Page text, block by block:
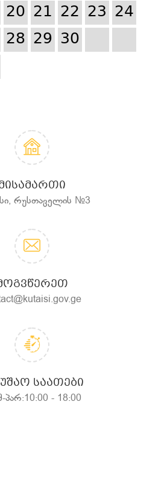
20 21 22 23 24
28 29 30
რუსთაველის №3
ᲡᲐᲐᲗᲔᲑᲘ
პარ:10:00 - 18:00